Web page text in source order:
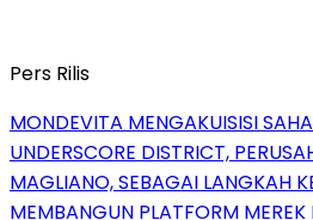
Pers Rilis
MONDEVITA MENGAKUISISI
UNDERSCORE DISTRICT,
MAGLIANO, SEBAGAI LANGKAH
MEMBANGUN PLATFORM